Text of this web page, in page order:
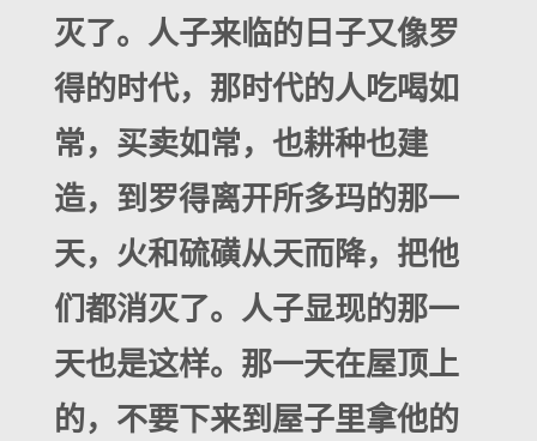
灭了。人子来临的日子又像罗
得的时代，那时代的人吃喝如
常，买卖如常，也耕种也建
造，到罗得离开所多玛的那一
天，火和硫磺从天而降，把他
们都消灭了。人子显现的那一
天也是这样。那一天在屋顶上
的，不要下来到屋子里拿他的